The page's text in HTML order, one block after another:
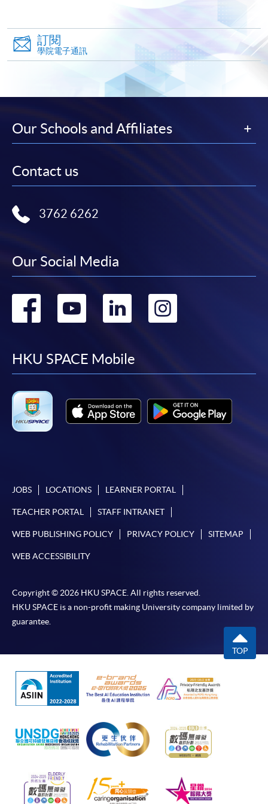
報讀同一學歷頒授課程內其他單元
個別課程為須報讀同一學歷頒授課程及其他單元或繳
VISA 或 Mastercard、「微信支付」(Online WeChat
Pay) 、「支付寶」(Online Alipay) 或 「轉數快」(FPS)
凡以「先到先得」為取錄方式的課程，請填妥
申請學歷頒授及專業課程可能需要其他資料，報名
表可向報名中心或有關課程負責人索取。填妥申請
報讀同一學歷頒授課程內其他單元
​學院為學歷頒授課程特設「註冊及學費通知」，適
(「通知」)，請填妥有關「通知」，並親往報名中
心或以郵遞方式，遞交「通知」及繳交所需費用。
。如對報名程序有任
何疑問，請詳閱個別課程資料，或聯絡有關課程負責
課程/科目報名注意事項:
選用網上報名服務必須在已接駁互聯網及支援
JavaScript程式瀏覽器的電腦上進行。建議選用
Google Chrome瀏覽器。
申請人不應閒置申請超過10分鐘。否則，申請人
必須重新開始整個申請程序。
訂閱
學院電子通訊
Our Schools and Affiliates
Contact us
3762 6262
Our Social Media
Go
facebook
Go
youtube
Go
linkedin
Go
HKU SPACE Mobile
JOBS LOCATIONS LEARNER PORTAL
TEACHER PORTAL STAFF INTRANET
WEB PUBLISHING POLICY PRIVACY POLICY SITEMAP
WEB ACCESSIBILITY
Copyright © 2026 HKU SPACE. All rights reserved.
HKU SPACE is a non-profit making University company limited by
guarantee.
TOP